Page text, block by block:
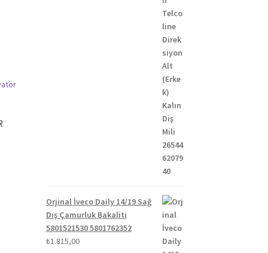
Orjinal İveco Daily 14/19 Sağ
Dış Çamurluk Bakaliti
5801521530 5801762352
₺1.815,00